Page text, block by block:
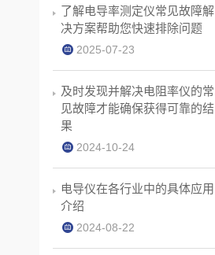
了解电导率测定仪常见故障解
决方案帮助您快速排除问题
2025-07-23
及时发现并解决电阻率仪的常
见故障才能确保获得可靠的结
果
2024-10-24
电导仪在各行业中的具体应用
介绍
2024-08-22